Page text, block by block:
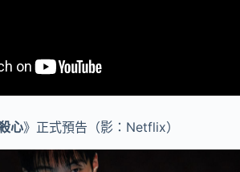
心》正式預告（影：Netflix）